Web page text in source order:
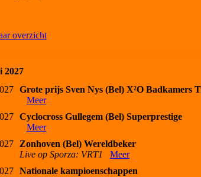
overzicht
2027
Grote prijs Sven Nys (Bel) X²O Badkamers
Meer
Cyclocross Gullegem (Bel) Superprestige
Meer
Zonhoven (Bel) Wereldbeker
Live op Sporza: VRT1
Meer
Nationale kampioenschappen